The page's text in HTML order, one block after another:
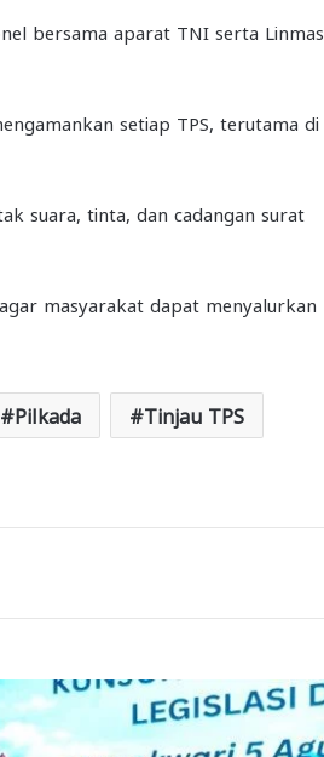
bersama aparat TNI serta Linmas
setiap TPS, terutama di
suara, tinta, dan cadangan surat
masyarakat dapat menyalurkan
Pilkada Tinjau TPS